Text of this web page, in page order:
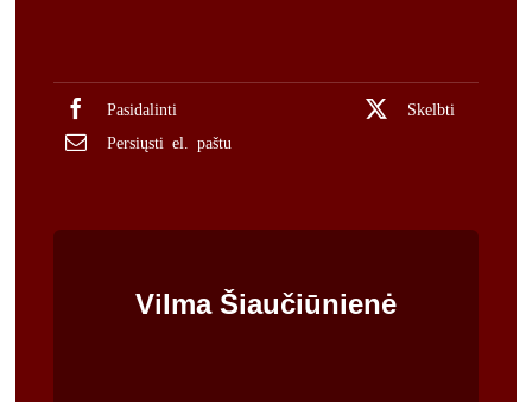
Pasidalinti
Skelbti
Persiųsti el. paštu
Vilma Šiaučiūnienė